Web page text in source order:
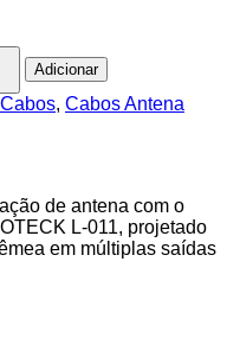
Adicionar
Cabos, Cabos Antena
de antena com o
L-011, projetado
em múltiplas saídas